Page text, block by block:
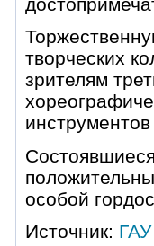
творческих
зрителям
особой
Источник: